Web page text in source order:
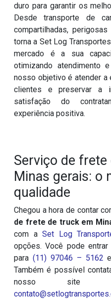
duro para garantir os
Desde transporte de
compartilhadas,
torna a Set Log
mercado é a sua
otimizando atendimento
nosso objetivo é atender a
clientes e preservar a
satisfação do
experiência positiva.
Serviço de
Minas gerais: o
qualidade
Chegou a hora de contar
de frete de truck em
com a Set Log
opções. Você pode
para (11) 97046 – 5162
Também é possível
nosso site